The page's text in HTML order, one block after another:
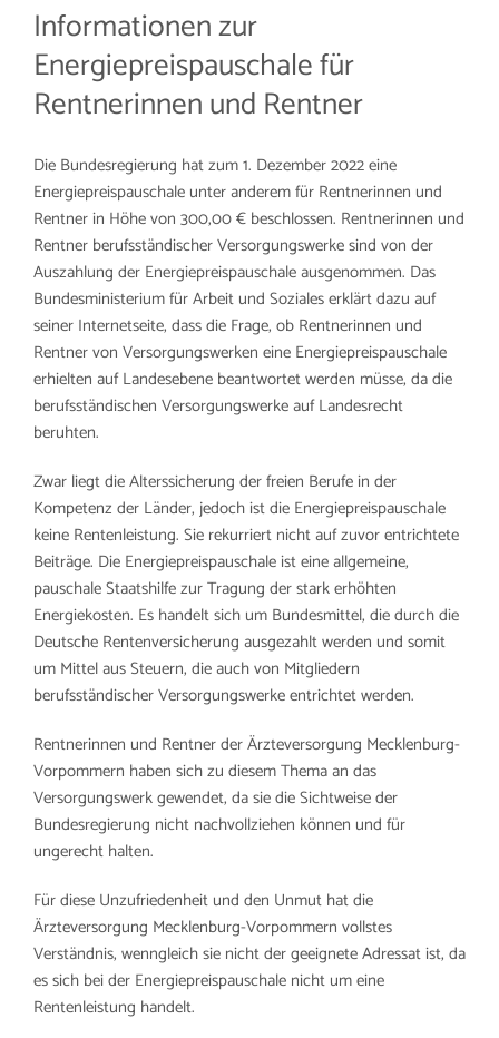
Informationen zur
Energiepreispauschale für
Rentnerinnen und Rentner
Die Bundesregierung hat zum 1. Dezember 2022 eine
Energiepreispauschale unter anderem für Rentnerinnen und
Rentner in Höhe von 300,00 € beschlossen. Rentnerinnen und
Rentner berufsständischer Versorgungswerke sind von der
Auszahlung der Energiepreispauschale ausgenommen. Das
Bundesministerium für Arbeit und Soziales erklärt dazu auf
seiner Internetseite, dass die Frage, ob Rentnerinnen und
Rentner von Versorgungswerken eine Energiepreispauschale
erhielten auf Landesebene beantwortet werden müsse, da die
berufsständischen Versorgungswerke auf Landesrecht
beruhten.
Zwar liegt die Alterssicherung der freien Berufe in der
Kompetenz der Länder, jedoch ist die Energiepreispauschale
keine Rentenleistung. Sie rekurriert nicht auf zuvor entrichtete
Beiträge. Die Energiepreispauschale ist eine allgemeine,
pauschale Staatshilfe zur Tragung der stark erhöhten
Energiekosten. Es handelt sich um Bundesmittel, die durch die
Deutsche Rentenversicherung ausgezahlt werden und somit
um Mittel aus Steuern, die auch von Mitgliedern
berufsständischer Versorgungswerke entrichtet werden.
Rentnerinnen und Rentner der Ärzteversorgung Mecklenburg-
Vorpommern haben sich zu diesem Thema an das
Versorgungswerk gewendet, da sie die Sichtweise der
Bundesregierung nicht nachvollziehen können und für
ungerecht halten.
Für diese Unzufriedenheit und den Unmut hat die
Ärzteversorgung Mecklenburg-Vorpommern vollstes
Verständnis, wenngleich sie nicht der geeignete Adressat ist, da
es sich bei der Energiepreispauschale nicht um eine
Rentenleistung handelt.